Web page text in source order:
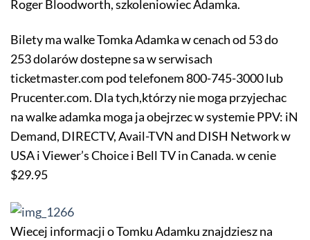
Roger Bloodworth, szkoleniowiec Adamka.
Bilety ma walke Tomka Adamka w cenach od 53 do
253 dolarów dostepne sa w serwisach
ticketmaster.com pod telefonem 800-745-3000 lub
Prucenter.com. Dla tych,którzy nie moga przyjechac
na walke adamka moga ja obejrzec w systemie PPV: iN
Demand, DIRECTV, Avail-TVN and DISH Network w
USA i Viewer’s Choice i Bell TV in Canada. w cenie
$29.95
Wiecej informacji o Tomku Adamku znajdziesz na